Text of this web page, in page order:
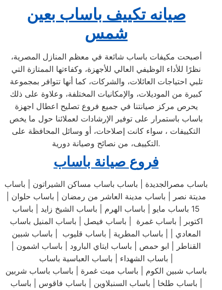
صيانه تكييف باساب بعين
شمس
أصبحت مكيفات باساب شائعة في معظم المنازل المصرية،
نظرًا للأداء الوظيفي العالي للأجهزة، وكفاءتها الممتازة التي
تلبي احتياجات العائلات، والشركات، كما أنها تتوافر بمجموعة
كبيرة من الموديلات، والإمكانيات المختلفة، وعلاوة على ذلك
يحرص مركز صيانتنا في جميع فروع تصليح اعطال اجهزة
باساب باستمرار على توفير الإرشادات لعملائنا حول ما يخص
التكييفات ، سواء كانت إصلاحات، أو وسائل المحافظة على
التكييف، من نصائح وصيانة دورية.
فروع صيانة باساب
باساب مصرالجديدة | باساب باساب مساكن الشيراتون | باساب
مديتة نصر | باساب مدينة العاشر من رمضان | باساب حلوان |
15 باساب مايو | باساب الهرم | باساب الشيخ زايد | باساب
اكتوبر | باساب غمرة | باساب فيصل | باساب المنيل باساب
المعادي | | باساب المطرية | باساب قليوب | باساب شبين
القناطر | ابو حمص | باساب ايتاي البارود | باساب اشمون |
باساب شبين الكوم | باساب ميت غمرة | باساب باساب شربين
| باساب طلخا | باساب السنبلاوين | باساب فاقوس | باساب